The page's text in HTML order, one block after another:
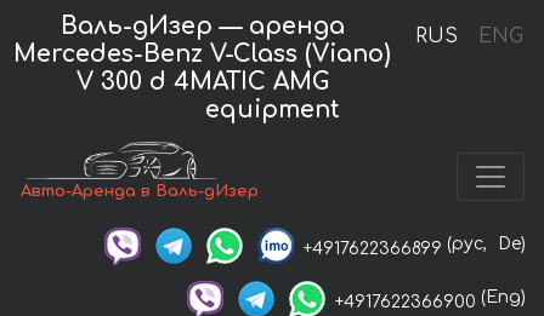
RUS ENG
Валь-дИзер — аренда
Mercedes-Benz V-Class (Viano)
V 300 d 4MATIC AMG
equipment
Авто-Аренда в Валь-дИзер
+4917622366899 (рус, De)
+4917622366900 (Eng)